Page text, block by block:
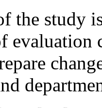
the study